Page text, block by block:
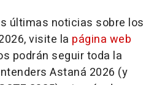
últimas noticias sobre los
visite la página web
podrán seguir toda la
Astaná 2026 (y